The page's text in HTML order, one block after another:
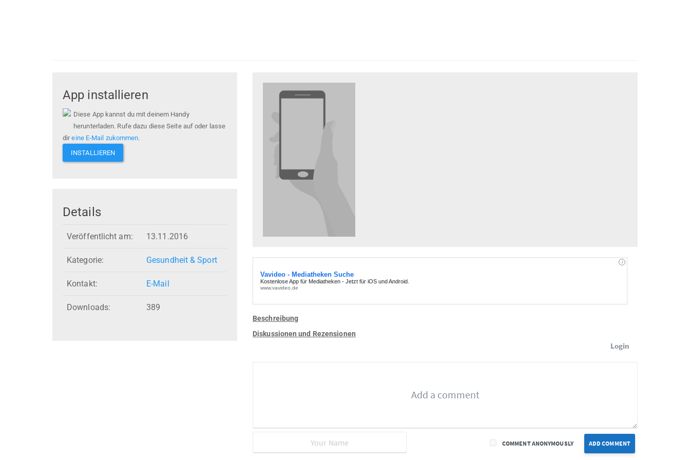
App installieren
Diese App kannst du mit deinem Handy
herunterladen. Rufe dazu diese Seite auf oder lasse
direine E-Mail zukommen.
INSTALLIEREN
Details
Veröffentlicht am: 13.11.2016
Kategorie: Gesundheit & Sport
Kontakt: E-Mail
Downloads: 389
Beschreibung
Diskussionen und Rezensionen
Login
ADD COMMENT
COMMENT ANONYMOUSLY